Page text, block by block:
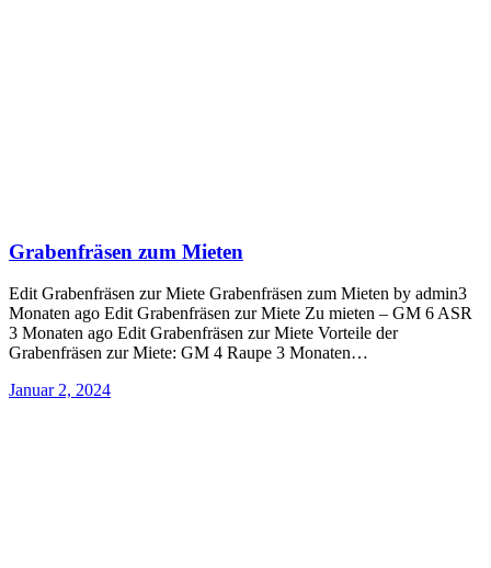
Grabenfräsen zum Mieten
Edit Grabenfräsen zur Miete Grabenfräsen zum Mieten by admin3
Monaten ago Edit Grabenfräsen zur Miete Zu mieten – GM 6 ASR
3 Monaten ago Edit Grabenfräsen zur Miete Vorteile der
Grabenfräsen zur Miete: GM 4 Raupe 3 Monaten…
Januar 2, 2024